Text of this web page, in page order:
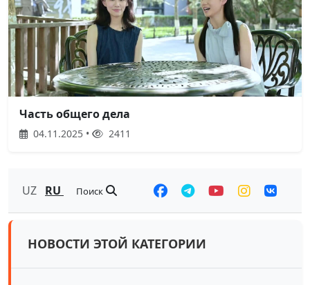
Часть общего дела
04.11.2025 • 2411
UZ RU Поиск
НОВОСТИ ЭТОЙ КАТЕГОРИИ